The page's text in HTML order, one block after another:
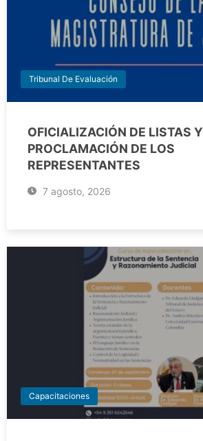
Tribunal De Evaluación
OFICIALIZACIÓN DE LISTAS Y
PROCLAMACIÓN DE LOS
REPRESENTANTES
7 agosto, 2026
Capacitaciones